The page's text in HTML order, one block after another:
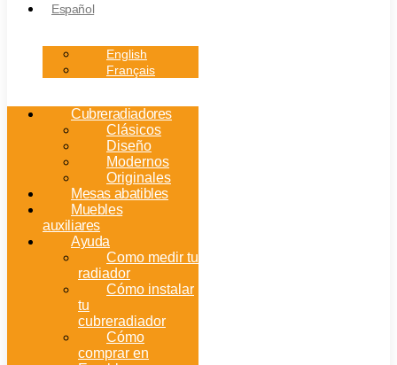
Español
English
Français
Cubreradiadores
Clásicos
Diseño
Modernos
Originales
Mesas abatibles
Muebles
auxiliares
Ayuda
Como medir tu
radiador
Cómo instalar
tu
cubreradiador
Cómo
comprar en